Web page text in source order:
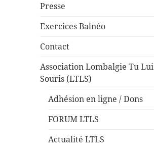
Presse
Exercices Balnéo
Contact
Association Lombalgie Tu Lui
Souris (LTLS)
Adhésion en ligne / Dons
FORUM LTLS
Actualité LTLS